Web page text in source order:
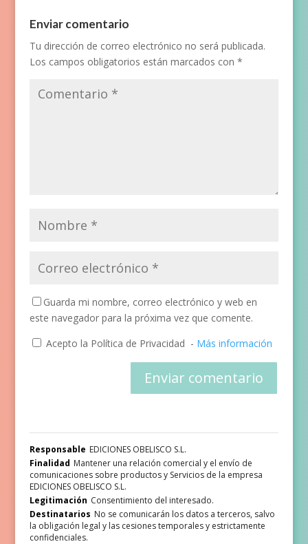
Enviar comentario
Tu dirección de correo electrónico no será publicada.
Los campos obligatorios están marcados con *
Guarda mi nombre, correo electrónico y web en
este navegador para la próxima vez que comente.
Acepto la Política de Privacidad - Más información
Responsable EDICIONES OBELISCO S.L.
Finalidad Mantener una relación comercial y el envío de
comunicaciones sobre productos y Servicios de la empresa
EDICIONES OBELISCO S.L.
Legitimación Consentimiento del interesado.
Destinatarios No se comunicarán los datos a terceros, salvo
la obligación legal y las cesiones temporales y estrictamente
confidenciales.